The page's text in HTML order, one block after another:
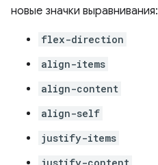
новые значки выравнивания:
flex-direction
align-items
align-content
align-self
justify-items